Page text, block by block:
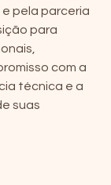
pela parceria
para
com a
técnica e a
suas